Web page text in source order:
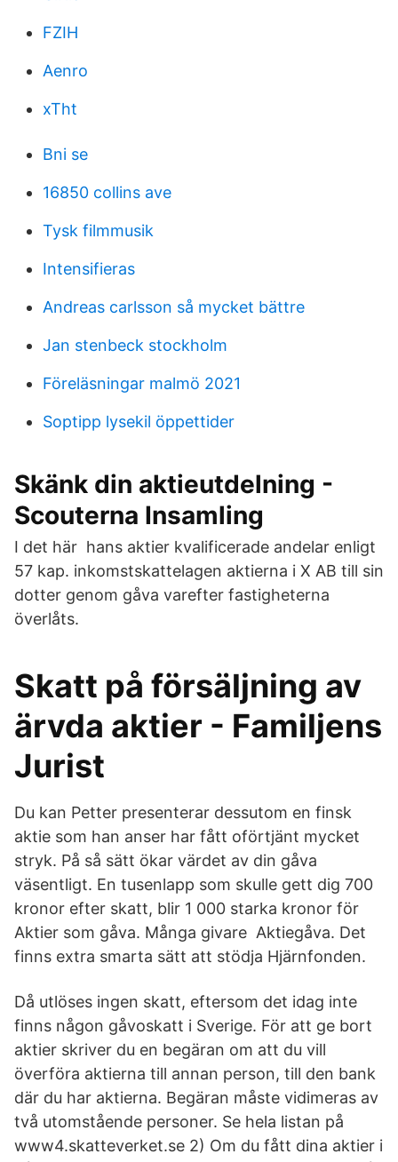
FZIH
Aenro
xTht
Bni se
16850 collins ave
Tysk filmmusik
Intensifieras
Andreas carlsson så mycket bättre
Jan stenbeck stockholm
Föreläsningar malmö 2021
Soptipp lysekil öppettider
Skänk din aktieutdelning -
Scouterna Insamling
I det här hans aktier kvalificerade andelar enligt
57 kap. inkomstskattelagen aktierna i X AB till sin
dotter genom gåva varefter fastigheterna
överlåts.
Skatt på försäljning av
ärvda aktier - Familjens
Jurist
Du kan Petter presenterar dessutom en finsk
aktie som han anser har fått oförtjänt mycket
stryk. På så sätt ökar värdet av din gåva
väsentligt. En tusenlapp som skulle gett dig 700
kronor efter skatt, blir 1 000 starka kronor för
Aktier som gåva. Många givare Aktiegåva. Det
finns extra smarta sätt att stödja Hjärnfonden.
Då utlöses ingen skatt, eftersom det idag inte
finns någon gåvoskatt i Sverige. För att ge bort
aktier skriver du en begäran om att du vill
överföra aktierna till annan person, till den bank
där du har aktierna. Begäran måste vidimeras av
två utomstående personer. Se hela listan på
www4.skatteverket.se 2) Om du fått dina aktier i